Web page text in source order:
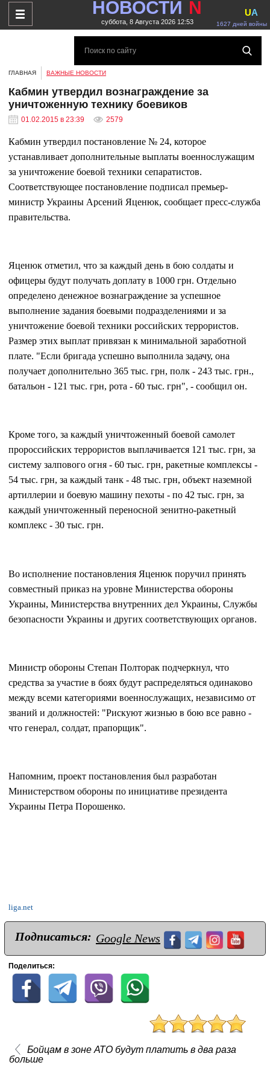
НОВОСТИ N
суббота, 8 Августа 2026 12:53 1627 дней войны
UA
ГЛАВНАЯ ВАЖНЫЕ НОВОСТИ
Кабмин утвердил вознаграждение за
уничтоженную технику боевиков
01.02.2015 в 23:39 2579
Кабмин утвердил постановление № 24, которое
устанавливает дополнительные выплаты военнослужащим
за уничтожение боевой техники сепаратистов.
Соответствующее постановление подписал премьер-
министр Украины Арсений Яценюк, сообщает пресс-служба
правительства.
Яценюк отметил, что за каждый день в бою солдаты и
офицеры будут получать доплату в 1000 грн. Отдельно
определено денежное вознаграждение за успешное
выполнение задания боевыми подразделениями и за
уничтожение боевой техники российских террористов.
Размер этих выплат привязан к минимальной заработной
плате. "Если бригада успешно выполнила задачу, она
получает дополнительно 365 тыс. грн, полк - 243 тыс. грн.,
батальон - 121 тыс. грн, рота - 60 тыс. грн", - сообщил он.
Кроме того, за каждый уничтоженный боевой самолет
пророссийских террористов выплачивается 121 тыс. грн, за
систему залпового огня - 60 тыс. грн, ракетные комплексы -
54 тыс. грн, за каждый танк - 48 тыс. грн, объект наземной
артиллерии и боевую машину пехоты - по 42 тыс. грн, за
каждый уничтоженный переносной зенитно-ракетный
комплекс - 30 тыс. грн.
Во исполнение постановления Яценюк поручил принять
совместный приказ на уровне Министерства обороны
Украины, Министерства внутренних дел Украины, Службы
безопасности Украины и других соответствующих органов.
Министр обороны Степан Полторак подчеркнул, что
средства за участие в боях будут распределяться одинаково
между всеми категориями военнослужащих, независимо от
званий и должностей: "Рискуют жизнью в бою все равно -
что генерал, солдат, прапорщик".
Напомним, проект постановления был разработан
Министерством обороны по инициативе президента
Украины Петра Порошенко.
liga.net
Подписаться: Google News
Поделиться:
Бойцам в зоне АТО будут платить в два раза
больше